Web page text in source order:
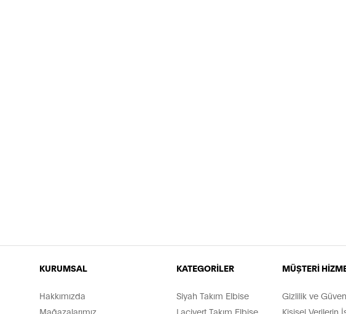
KURUMSAL
Hakkımızda
Mağazalarımız
KATEGORİLER
Siyah Takım Elbise
Lacivert Takım Elbise
MÜŞTERİ
Gizlilik ve
Kişisel Verilerin